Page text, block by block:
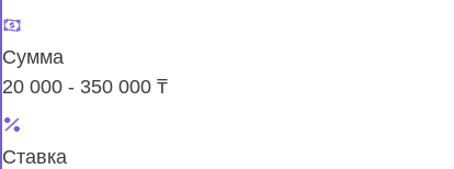
Сумма
20 000 - 350 000 ₸
Ставка